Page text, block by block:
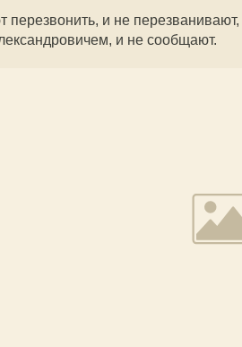
и не перезванивают,
и не сообщают.